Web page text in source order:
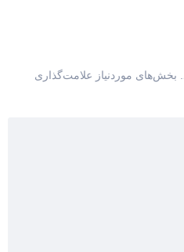
بخش‌های موردنیاز علامت‌گذاری